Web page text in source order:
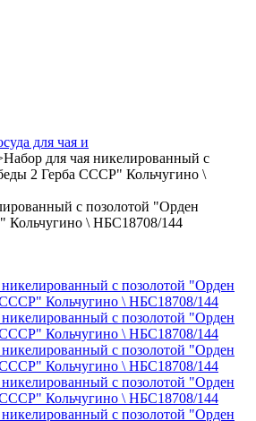
для чая и
Набор для чая никелированный с
2 Герба СССР" Кольчугино \